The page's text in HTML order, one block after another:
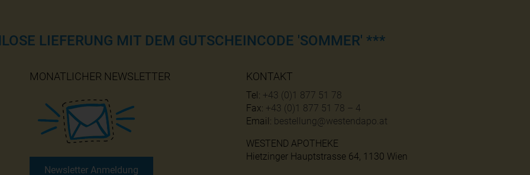
LIEFERUNG MIT DEM GUTSCHEINCODE 'SOMMER' ***
MONATLICHER NEWSLETTER
Newsletter Anmeldung
KONTAKT
Tel: +43 (0)1 877 51 78
Fax: +43 (0)1 877 51 78 – 4
Email: bestellung@westendapo.at
WESTEND APOTHEKE
Hietzinger Hauptstrasse 64, 1130 Wien